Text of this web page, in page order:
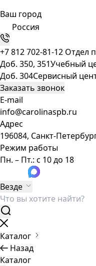
Ваш город
Россия
+7 812 702-81-12 Отдел
Доб. 350, 351Учебный
Доб. 304Сервисный
Заказать звонок
E-mail
info@carolinaspb.ru
Адрес
196084, Санкт-
Режим работы
Пн. – Пт.: с 10 до 18
Везде
Каталог
Назад
Каталог